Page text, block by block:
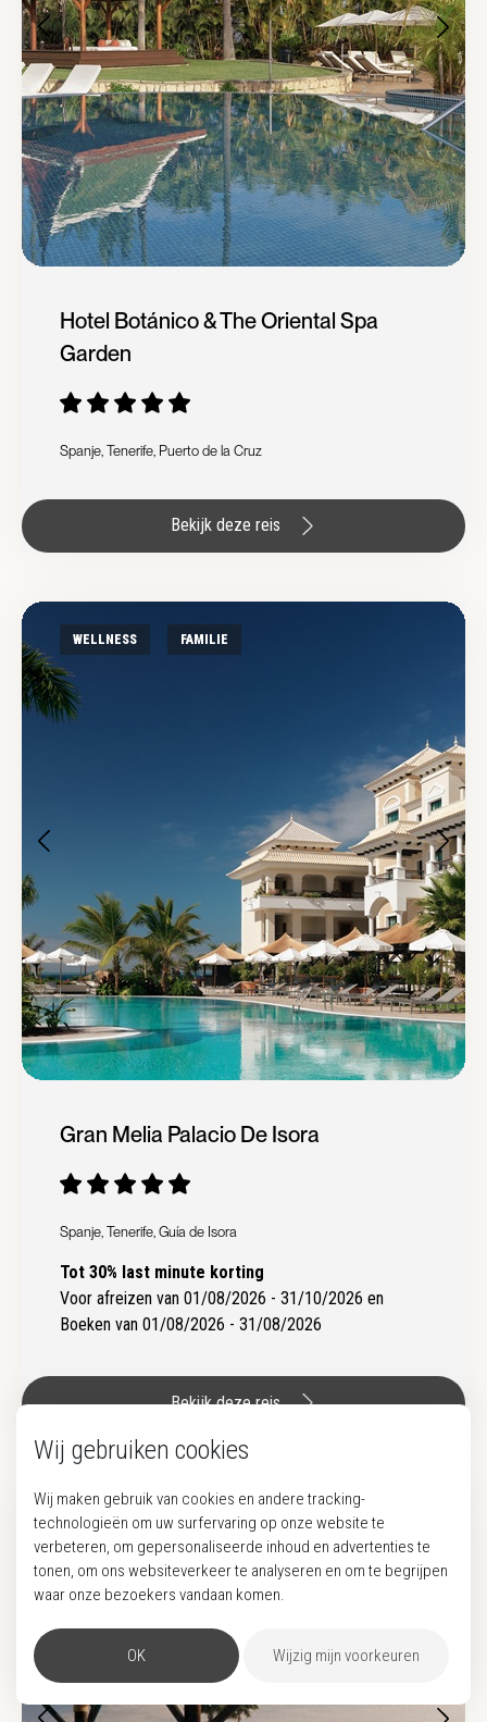
Wij gebruiken cookies
Wij maken gebruik van cookies en andere tracking-
technologieën om uw surfervaring op onze website te
verbeteren, om gepersonaliseerde inhoud en advertenties te
tonen, om ons websiteverkeer te analyseren en om te begrijpen
waar onze bezoekers vandaan komen.
OK Wijzig mijn voorkeuren
Hotel Botánico & The Oriental Spa
Garden
Spanje, Tenerife, Puerto de la Cruz
Bekijk deze reis
WELLNESS FAMILIE
Gran Melia Palacio De Isora
Spanje, Tenerife, Guía de Isora
Tot 30% last minute korting
Voor afreizen van 01/08/2026 - 31/10/2026 en
Boeken van 01/08/2026 - 31/08/2026
Bekijk deze reis
WELLNESS ADULTS ONLY BUTLERSERVICE